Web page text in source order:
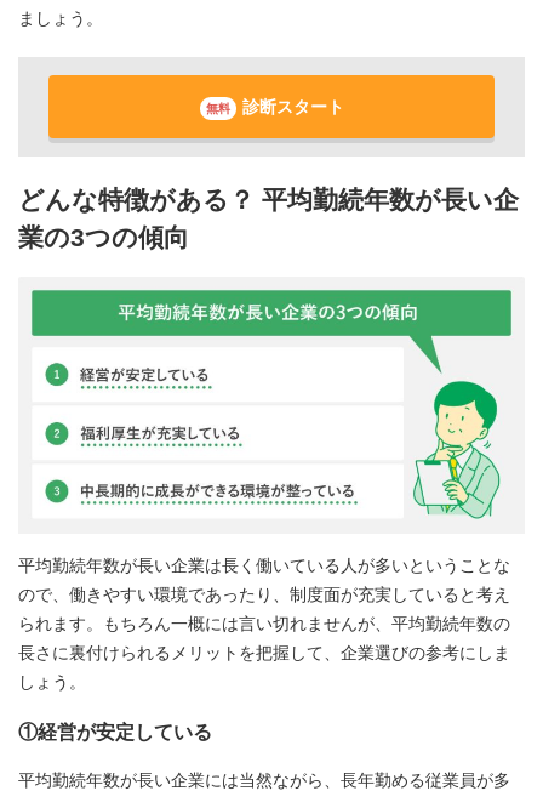
ましょう。
無料 診断スタート
どんな特徴がある？ 平均勤続年数が長い企
業の3つの傾向
平均勤続年数が長い企業は長く働いている人が多いということな
ので、働きやすい環境であったり、制度面が充実していると考え
られます。もちろん一概には言い切れませんが、平均勤続年数の
長さに裏付けられるメリットを把握して、企業選びの参考にしま
しょう。
①経営が安定している
平均勤続年数が長い企業には当然ながら、長年勤める従業員が多